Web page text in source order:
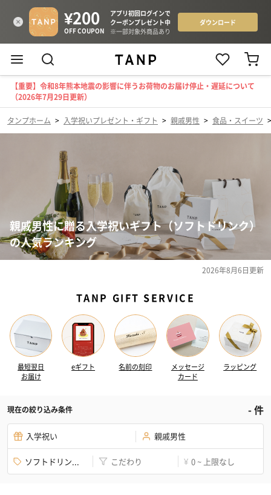
【重要】令和8年熊本地震の影響に伴うお荷物のお届け停止・遅延について
（2026年7月29日更新）
タンプホーム > 入学祝いプレゼント・ギフト > 親戚男性 > 食品・スイーツ
親戚男性に贈る入学祝いギフト（ソフトドリンク）
の人気ランキング
2026年8月6日更新
TANP GIFT SERVICE
最短翌日
お届け
eギフト 名前の刻印
メッセージ
カード
ラッピング
現在の絞り込み条件 -件
入学祝い 親戚男性
ソフトドリン... こだわり ¥ 0 ~ 上限なし